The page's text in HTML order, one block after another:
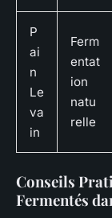
P
ai
n
Le
va
in
Ferm
entat
ion
natu
relle
Conseils
Fermentés